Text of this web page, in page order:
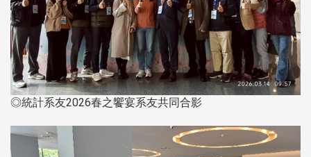
◎統計系友2026春之饗宴系友共同合影